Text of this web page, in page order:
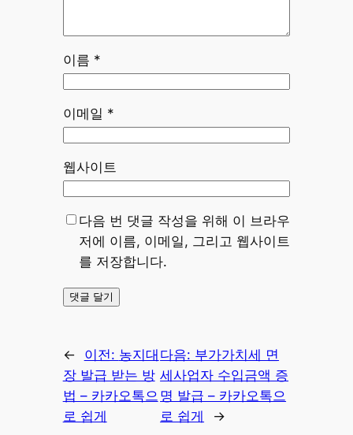
이름 *
이메일 *
웹사이트
다음 번 댓글 작성을 위해 이 브라우
저에 이름, 이메일, 그리고 웹사이트
를 저장합니다.
← 이전: 농지대
장 발급 받는 방
법 – 카카오톡으
로 쉽게
다음: 부가가치세 면
세사업자 수입금액 증
명 발급 – 카카오톡으
로 쉽게
→